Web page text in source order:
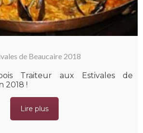
de Beaucaire 2018
Traiteur aux Estivales de
2018 !
Lire plus